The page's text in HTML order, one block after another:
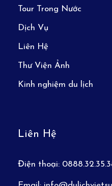
Tour Trong Nước
Dịch Vụ
Liên Hệ
Thư Viện Ảnh
Kinh nghiệm du lịch
Liên Hệ
Điện thoại: